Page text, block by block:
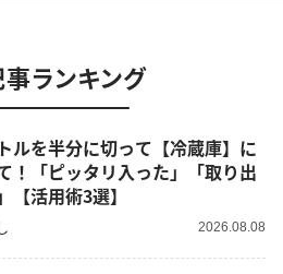
ランキング
ルを半分に切って【冷蔵庫】に
！「ピッタリ入った」「取り出
【活用術3選】
2026.08.08